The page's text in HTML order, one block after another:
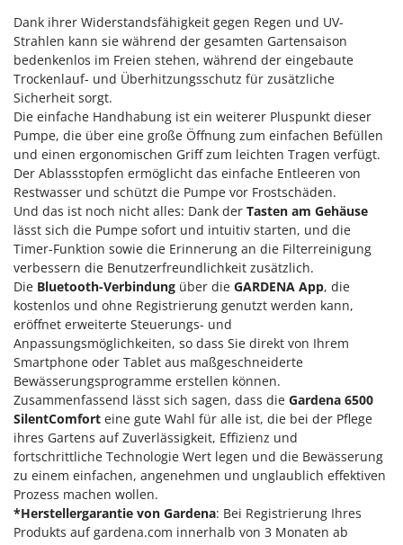
Laubsauger - Laubbläser
Laubsauger auf Rädern
Luftentfeuchter
Luftkühler
M
Mähroboter
Maisentkörnungsmaschinen
Manuelle Heckenscheren
Mehrzweck-Sauggeräte
Minibacköfen
Motorhacken - Gartenfräsen
Motorspritzen
Mulcher für Traktor
N
Notstromaggregat
Nudelmaschinen
O
Obstmühlen Obsthäcksler Obstmuser
Obstpressen
Olivenernter und Schüttler
EuroMech
Eurosystems
F
FAC
Fama Industrie
Famag
Famur
FARMER
FBC
Ferrari Group
Ferroni
Ferrua
FIAC
FIEM
Fimar
FINI
Fiorentini
Fiskars
Flymo
Fontana Forni
Dank ihrer Widerstandsfähigkeit gegen Regen und UV-
Strahlen kann sie während der gesamten Gartensaison
bedenkenlos im Freien stehen, während der eingebaute
Trockenlauf- und Überhitzungsschutz für zusätzliche
Sicherheit sorgt.
Die einfache Handhabung ist ein weiterer Pluspunkt dieser
Pumpe, die über eine große Öffnung zum einfachen Befüllen
und einen ergonomischen Griff zum leichten Tragen verfügt.
Der Ablassstopfen ermöglicht das einfache Entleeren von
Restwasser und schützt die Pumpe vor Frostschäden.
Und das ist noch nicht alles: Dank der Tasten am Gehäuse
lässt sich die Pumpe sofort und intuitiv starten, und die
Timer-Funktion sowie die Erinnerung an die Filterreinigung
verbessern die Benutzerfreundlichkeit zusätzlich.
Die Bluetooth-Verbindung über die GARDENA App, die
kostenlos und ohne Registrierung genutzt werden kann,
eröffnet erweiterte Steuerungs- und
Anpassungsmöglichkeiten, so dass Sie direkt von Ihrem
Smartphone oder Tablet aus maßgeschneiderte
Bewässerungsprogramme erstellen können.
Zusammenfassend lässt sich sagen, dass die Gardena 6500
SilentComfort eine gute Wahl für alle ist, die bei der Pflege
ihres Gartens auf Zuverlässigkeit, Effizienz und
fortschrittliche Technologie Wert legen und die Bewässerung
zu einem einfachen, angenehmen und unglaublich effektiven
Prozess machen wollen.
*Herstellergarantie von Gardena: Bei Registrierung Ihres
Produkts auf gardena.com innerhalb von 3 Monaten ab